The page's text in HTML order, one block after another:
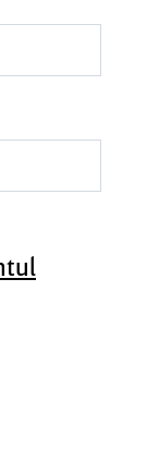
Farul
Vs